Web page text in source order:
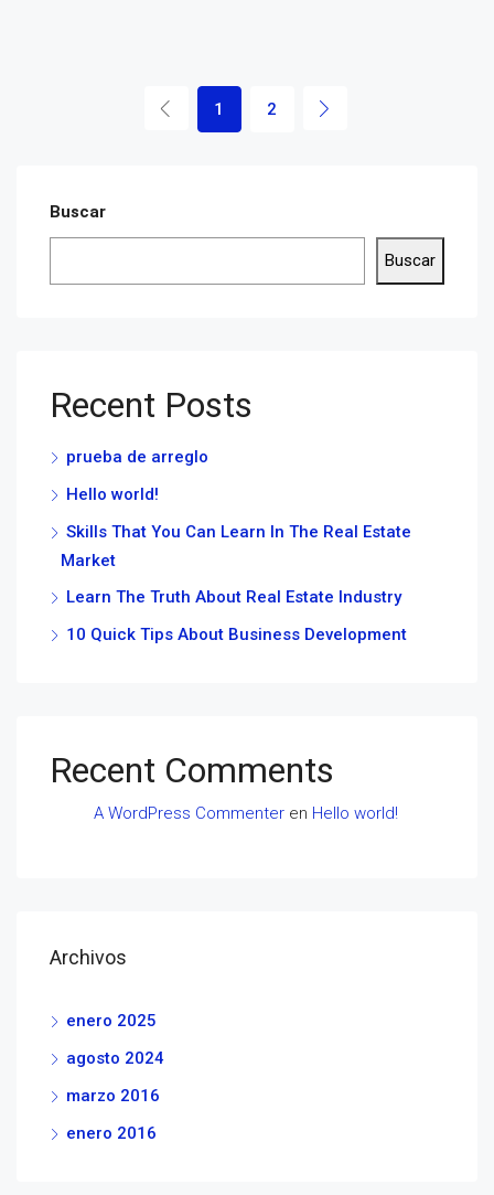
1 2
Buscar
Buscar
Recent Posts
prueba de arreglo
Hello world!
Skills That You Can Learn In The Real Estate
Market
Learn The Truth About Real Estate Industry
10 Quick Tips About Business Development
Recent Comments
A WordPress Commenter en Hello world!
Archivos
enero 2025
agosto 2024
marzo 2016
enero 2016